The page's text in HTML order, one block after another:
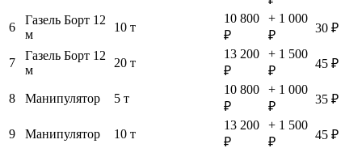
6
Газель Борт 12
м
10 т
10 800
₽
+ 1 000
₽
30 ₽
7
Газель Борт 12
м
20 т
13 200
₽
+ 1 500
₽
45 ₽
8 Манипулятор 5 т
10 800
₽
+ 1 000
₽
35 ₽
9 Манипулятор 10 т
13 200
₽
+ 1 500
₽
45 ₽